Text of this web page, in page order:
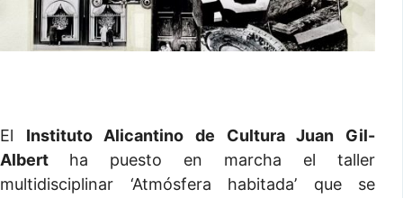
El Instituto Alicantino de Cultura Juan Gil-
Albert ha puesto en marcha el taller
multidisciplinar ‘Atmósfera habitada’ que se